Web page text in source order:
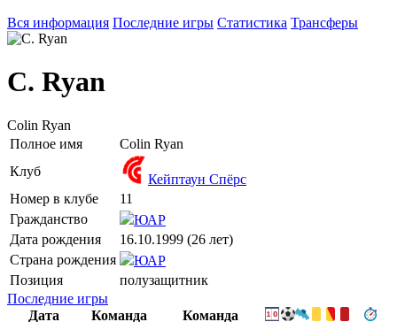
Вся информация Последние игры Статистика Трансферы
C. Ryan
Colin Ryan
Полное имя
Colin Ryan
Клуб
Кейптаун Спёрс
Номер в клубе
11
Гражданство
ЮАР
Дата рождения
16.10.1999 (26 лет)
Страна рождения
ЮАР
Позиция
полузащитник
Последние игры
Дата
Команда
Команда